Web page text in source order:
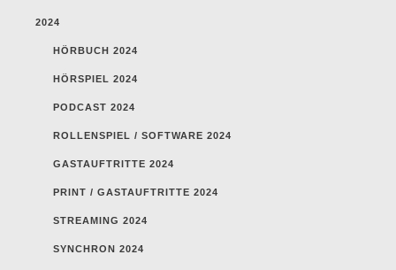
2024
HÖRBUCH 2024
HÖRSPIEL 2024
PODCAST 2024
ROLLENSPIEL / SOFTWARE 2024
GASTAUFTRITTE 2024
PRINT / GASTAUFTRITTE 2024
STREAMING 2024
SYNCHRON 2024